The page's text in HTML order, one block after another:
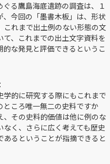
る鷹島海底遺跡の調査は、１
、今回の「墨書木板」は、形状
これまで出土例のない形態の文
、これまでの出土文字資料を
な発見と評価できるというこ
学的に研究する際にもこれまで
ころ唯一無二の史料ですか
、その史料的価値は他に例のな
く、さらに広く考えても歴史
るということが指摘できると